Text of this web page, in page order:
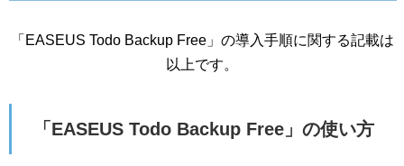
「EASEUS Todo Backup Free」の導入手順に関する記載は
以上です。
「EASEUS Todo Backup Free」の使い方